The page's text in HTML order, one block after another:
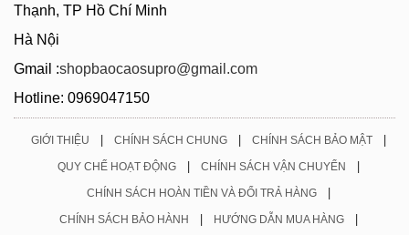
Thạnh, TP Hồ Chí Minh
Hà Nội
Gmail :shopbaocaosupro@gmail.com
Hotline: 0969047150
GIỚI THIỆU | CHÍNH SÁCH CHUNG | CHÍNH SÁCH BẢO MẬT |
QUY CHẾ HOẠT ĐỘNG | CHÍNH SÁCH VẬN CHUYỂN |
CHÍNH SÁCH HOÀN TIỀN VÀ ĐỔI TRẢ HÀNG |
CHÍNH SÁCH BẢO HÀNH | HƯỚNG DẪN MUA HÀNG |